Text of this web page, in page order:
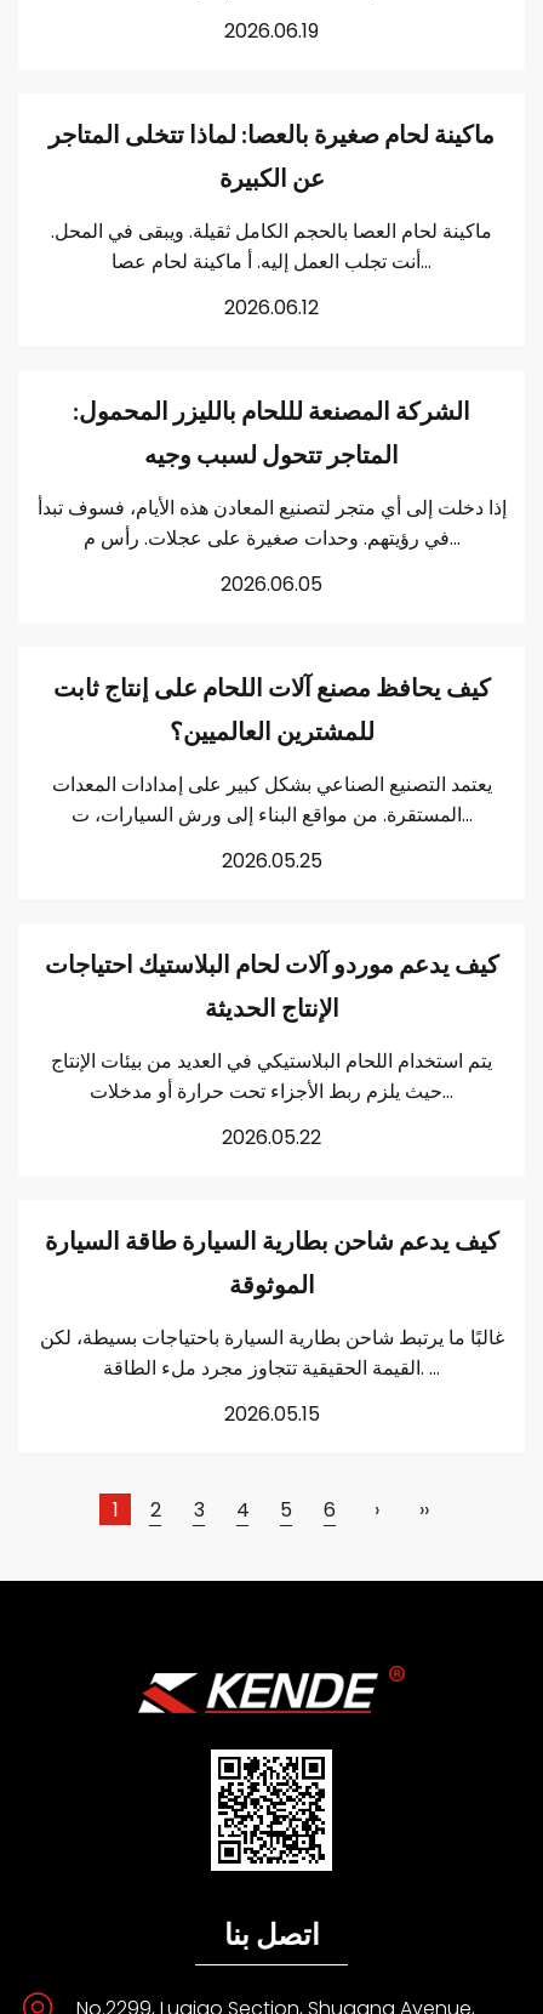
2026.06.19
ماكينة لحام صغيرة بالعصا: لماذا تتخلى المتاجر
عن الكبيرة
ماكينة لحام العصا بالحجم الكامل ثقيلة. ويبقى في المحل.
أنت تجلب العمل إليه. أ ماكينة لحام عصا...
2026.06.12
الشركة المصنعة لللحام بالليزر المحمول:
المتاجر تتحول لسبب وجيه
إذا دخلت إلى أي متجر لتصنيع المعادن هذه الأيام، فسوف تبدأ
في رؤيتهم. وحدات صغيرة على عجلات. رأس م...
2026.06.05
كيف يحافظ مصنع آلات اللحام على إنتاج ثابت
للمشترين العالميين؟
يعتمد التصنيع الصناعي بشكل كبير على إمدادات المعدات
المستقرة. من مواقع البناء إلى ورش السيارات، ت...
2026.05.25
كيف يدعم موردو آلات لحام البلاستيك احتياجات
الإنتاج الحديثة
يتم استخدام اللحام البلاستيكي في العديد من بيئات الإنتاج
حيث يلزم ربط الأجزاء تحت حرارة أو مدخلات...
2026.05.22
كيف يدعم شاحن بطارية السيارة طاقة السيارة
الموثوقة
غالبًا ما يرتبط شاحن بطارية السيارة باحتياجات بسيطة، لكن
القيمة الحقيقية تتجاوز مجرد ملء الطاقة. ...
2026.05.15
1 2 3 4 5 6 › ››
اتصل بنا